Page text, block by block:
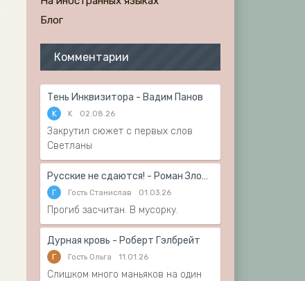
Блог
Комментарии
Тень Инквизитора - Вадим Панов
K K 02.08.26
Закрутил сюжет с первых слов
Светланы
Русские не сдаются! - Роман Злотников
Г Гость Станислав 01.03.26
Прогиб засчитан. В мусорку.
Дурная кровь - Роберт Гэлбрейт
Г Гость Ольга 11.01.26
Слишком много маньяков на один